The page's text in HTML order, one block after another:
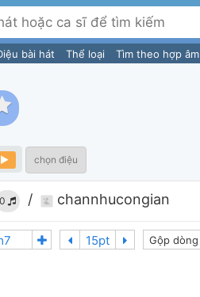
bài hát Thể loại Tìm theo hợp âm
chọn điệu
0 / channhucongian
Gộp dòng